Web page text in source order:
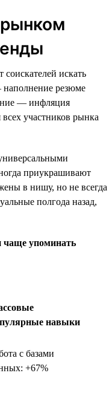
соискателей искать
резюме
— инфляция
участников рынка
приукрашивают
в нишу, но не всегда
полгода назад,
чаще упоминать
навыки
с базами
+67%